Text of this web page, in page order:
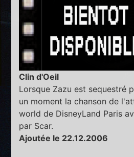
Clin d'Oeil
Lorsque Zazu est sequestré
un moment la chanson de
world de DisneyLand Paris
par Scar.
Ajoutée le 22.12.2006